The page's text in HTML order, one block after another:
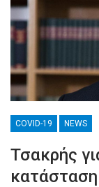
COVID-19 NEWS
Τσακρής
κατάσταση